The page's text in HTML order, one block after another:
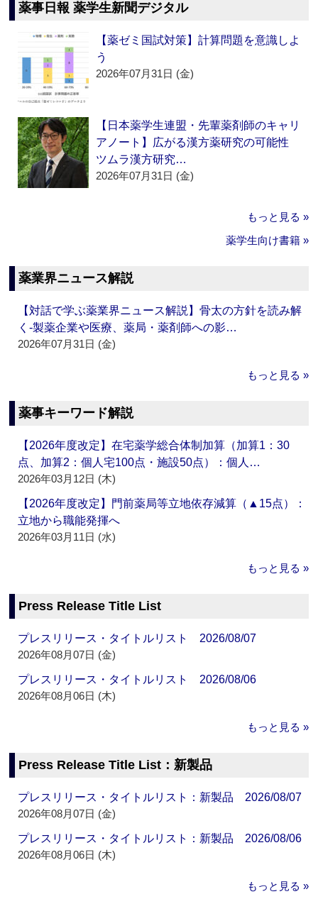
薬事日報 薬学生新聞デジタル
【薬ゼミ国試対策】計算問題を意識しよ
う
2026年07月31日 (金)
【日本薬学生連盟・先輩薬剤師のキャリ
アノート】広がる漢方薬研究の可能性
ツムラ漢方研究…
2026年07月31日 (金)
もっと見る »
薬学生向け書籍 »
薬業界ニュース解説
【対話で学ぶ薬業界ニュース解説】骨太の方針を読み解
く‐製薬企業や医療、薬局・薬剤師への影…
2026年07月31日 (金)
もっと見る »
薬事キーワード解説
【2026年度改定】在宅薬学総合体制加算（加算1：30
点、加算2：個人宅100点・施設50点）：個人…
2026年03月12日 (木)
【2026年度改定】門前薬局等立地依存減算（▲15点）：
立地から職能発揮へ
2026年03月11日 (水)
もっと見る »
Press Release Title List
プレスリリース・タイトルリスト 2026/08/07
2026年08月07日 (金)
プレスリリース・タイトルリスト 2026/08/06
2026年08月06日 (木)
もっと見る »
Press Release Title List：新製品
プレスリリース・タイトルリスト：新製品 2026/08/07
2026年08月07日 (金)
プレスリリース・タイトルリスト：新製品 2026/08/06
2026年08月06日 (木)
もっと見る »